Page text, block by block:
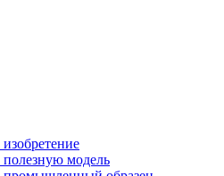
полезную модель